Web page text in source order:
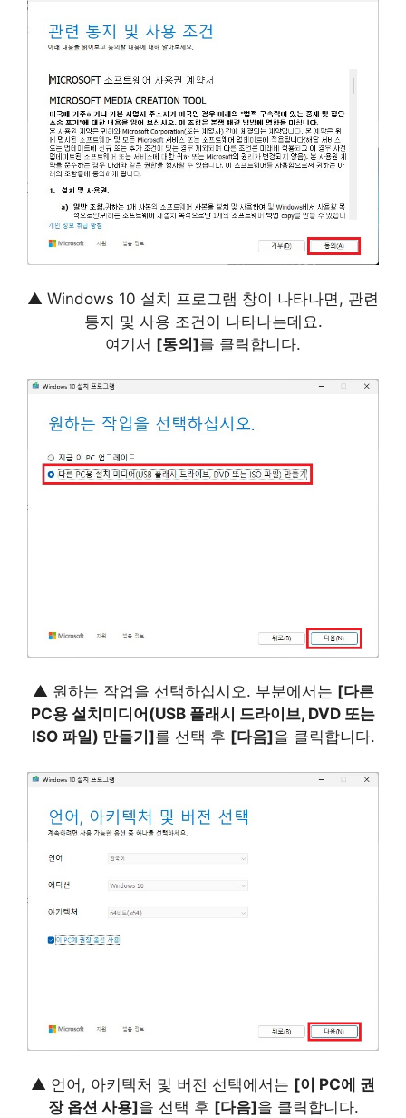
▲ Windows 10 설치 프로그램 창이 나타나면, 관련
통지 및 사용 조건이 나타나는데요.
여기서 [동의]를 클릭합니다.
▲ 원하는 작업을 선택하십시오. 부분에서는 [다른
PC용 설치미디어(USB 플래시 드라이브, DVD 또는
ISO 파일) 만들기]를 선택 후 [다음]을 클릭합니다.
▲ 언어, 아키텍처 및 버전 선택에서는 [이 PC에 권
장 옵션 사용]을 선택 후 [다음]을 클릭합니다.